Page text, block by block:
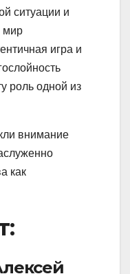
ситуации и
мир
игра и
роль одной из
внимание
как